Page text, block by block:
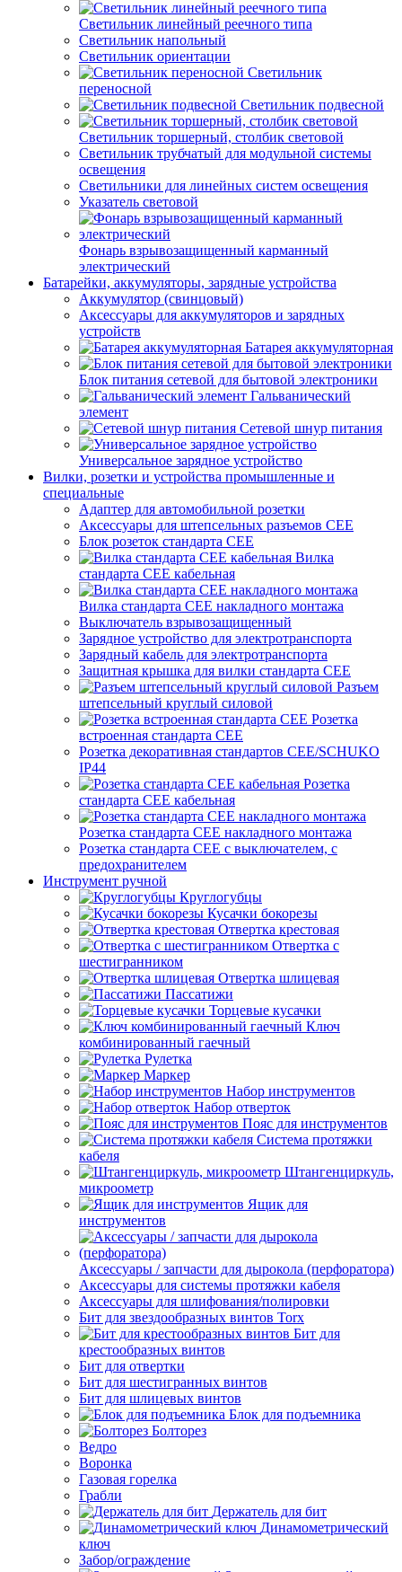
Светильник линейный реечного типа
Светильник напольный
Светильник ориентации
Светильник
переносной
Светильник подвесной
Светильник торшерный, столбик световой
Светильник трубчатый для модульной системы
освещения
Светильники для линейных систем освещения
Указатель световой
Фонарь взрывозащищенный карманный
электрический
Батарейки, аккумуляторы, зарядные устройства
Аккумулятор (свинцовый)
Аксессуары для аккумуляторов и зарядных
устройств
Батарея аккумуляторная
Блок питания сетевой для бытовой электроники
Гальванический
элемент
Сетевой шнур питания
Универсальное зарядное устройство
Вилки, розетки и устройства промышленные и
специальные
Адаптер для автомобильной розетки
Аксессуары для штепсельных разъемов CEE
Блок розеток стандарта CEE
Вилка
стандарта CEE кабельная
Вилка стандарта CEE накладного монтажа
Выключатель взрывозащищенный
Зарядное устройство для электротранспорта
Зарядный кабель для электротранспорта
Защитная крышка для вилки стандарта CEE
Разъем
штепсельный круглый силовой
Розетка
встроенная стандарта CEE
Розетка декоративная стандартов CEE/SCHUKO
IP44
Розетка
стандарта СЕЕ кабельная
Розетка стандарта СЕЕ накладного монтажа
Розетка стандарта СЕЕ с выключателем, с
предохранителем
Инструмент ручной
Круглогубцы
Кусачки бокорезы
Отвертка крестовая
Отвертка с
шестигранником
Отвертка шлицевая
Пассатижи
Торцевые кусачки
Ключ
комбинированный гаечный
Рулетка
Маркер
Набор инструментов
Набор отверток
Пояс для инструментов
Система протяжки
кабеля
Штангенциркуль,
микроометр
Ящик для
инструментов
Аксессуары / запчасти для дырокола (перфоратора)
Аксессуары для системы протяжки кабеля
Аксессуары для шлифования/полировки
Бит для звездообразных винтов Torx
Бит для
крестообразных винтов
Бит для отвертки
Бит для шестигранных винтов
Бит для шлицевых винтов
Блок для подъемника
Болторез
Ведро
Воронка
Газовая горелка
Грабли
Держатель для бит
Динамометрический
ключ
Забор/ограждение